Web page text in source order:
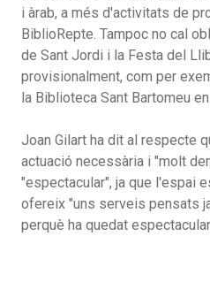
i àrab, a més d'activitats de
BiblioRepte. Tampoc no cal
de Sant Jordi i la Festa del
provisionalment, com per
la Biblioteca Sant Bartomeu
Joan Gilart ha dit al respecte
actuació necessària i "molt
"espectacular", ja que l'espai
ofereix "uns serveis pensats
perquè ha quedat